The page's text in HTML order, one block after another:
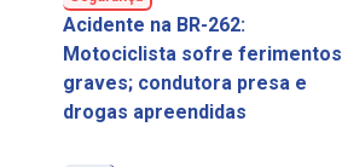
Acidente na BR-262:
Motociclista sofre ferimentos
graves; condutora presa e
drogas apreendidas